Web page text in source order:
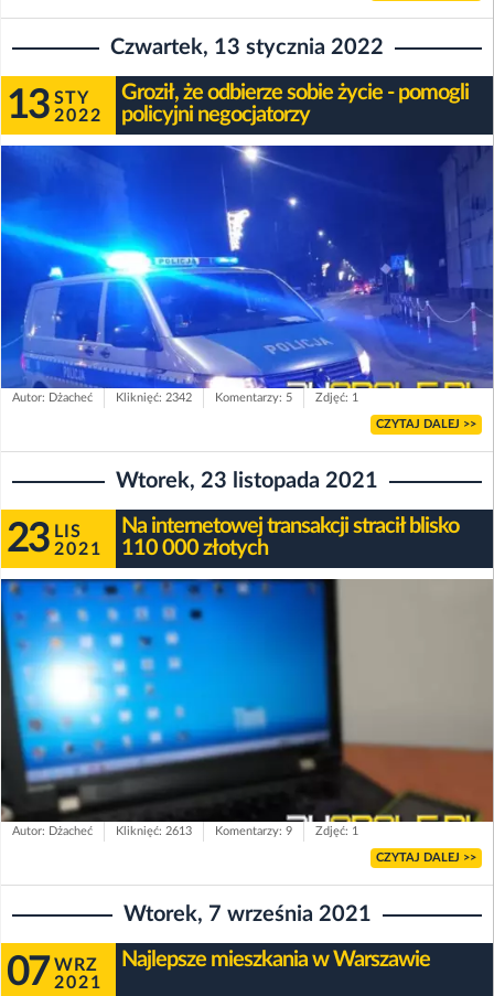
Czwartek, 13 stycznia 2022
13 STY
2022
Groził, że odbierze sobie życie - pomogli
policyjni negocjatorzy
Autor: Dżacheć Kliknięć: 2342 Komentarzy: 5 Zdjęć: 1
CZYTAJ DALEJ >>
Wtorek, 23 listopada 2021
23 LIS
2021
Na internetowej transakcji stracił blisko
110 000 złotych
Autor: Dżacheć Kliknięć: 2613 Komentarzy: 9 Zdjęć: 1
CZYTAJ DALEJ >>
Wtorek, 7 września 2021
07 WRZ
2021
Najlepsze mieszkania w Warszawie